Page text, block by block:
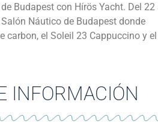
Budapest con Hírös Yacht. Del 22
Náutico de Budapest donde
carbon, el Soleil 23 Cappuccino y
INFORMACIÓN